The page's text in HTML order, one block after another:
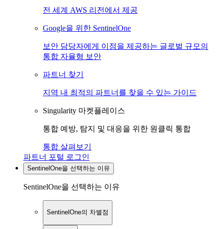
전 세계 AWS 리전에서 제공
Google을 위한 SentinelOne
보안 담당자에게 이점을 제공하는 글로벌 규모의
통합 자율형 보안
파트너 찾기
지역 내 최적의 파트너를 찾을 수 있는 가이드
Singularity 마켓플레이스
통합 예방, 탐지 및 대응을 위한 원클릭 통합
통합 살펴보기
파트너 포털 로그인
SentinelOne을 선택하는 이유
SentinelOne을 선택하는 이유
SentinelOne의 차별점